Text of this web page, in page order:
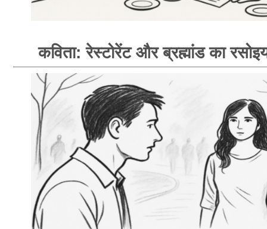
कविता: रेस्टोरेंट और ब्रह्मांड का